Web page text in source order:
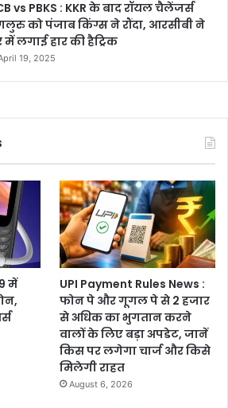
vs PBKS : KKR के बाद रॉयल चैलेंजर्स
को पंजाब किंग्स ने रौंदा, आरसीबी ने
में लगाई हार की हैट्रिक
19, 2025
में
UPI Payment Rules News :
फोन पे और गूगल पे से 2 हजार
से अधिक का भुगतान करने
वालों के लिए बड़ा अपडेट, जानें
किस पर लगेगा चार्ज और किसे
मिलेगी राहत
August 6, 2026